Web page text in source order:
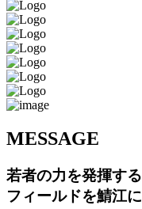
MESSAGE
若者の力を発揮する
フィールドを鯖江に